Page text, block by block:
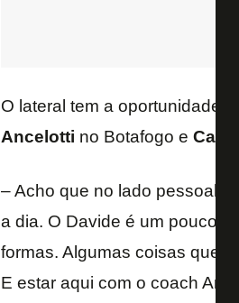
O lateral tem a oportunidade
Ancelotti no Botafogo e Carlo
– Acho que no lado pessoal,
a dia. O Davide é um pouco
formas. Algumas coisas que
E estar aqui com o coach